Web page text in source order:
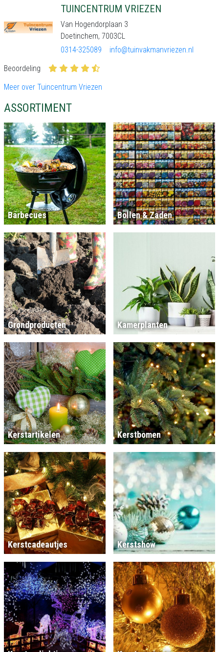
TUINCENTRUM VRIEZEN
Van Hogendorplaan 3
Doetinchem, 7003CL
0314-325089
info@tuinvakmanvriezen.nl
Beoordeling
Meer over Tuincentrum Vriezen
ASSORTIMENT
Barbecues Bollen & Zaden
Grondproducten Kamerplanten
Kerstartikelen Kerstbomen
Kerstcadeautjes Kerstshow